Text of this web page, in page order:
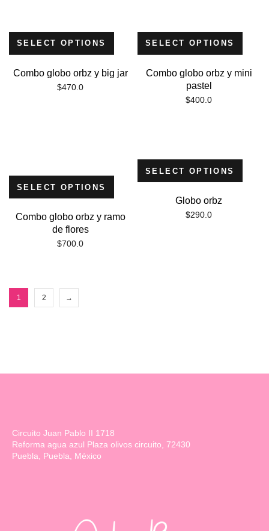
SELECT OPTIONS
Combo globo orbz y big jar
$470.0
SELECT OPTIONS
Combo globo orbz y mini
pastel
$400.0
SELECT OPTIONS
Combo globo orbz y ramo
de flores
$700.0
SELECT OPTIONS
Globo orbz
$290.0
1 2 →
Circuito Juan Pablo II 1718
Reforma agua azul Plaza olivos circuito, 72430
Puebla, Puebla, México